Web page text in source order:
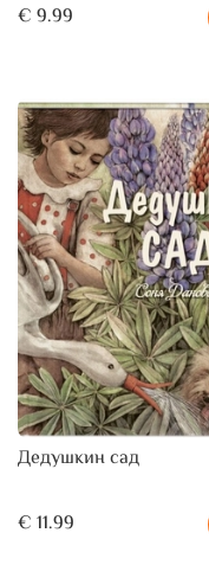
€ 9.99
Дедушкин сад
€ 11.99